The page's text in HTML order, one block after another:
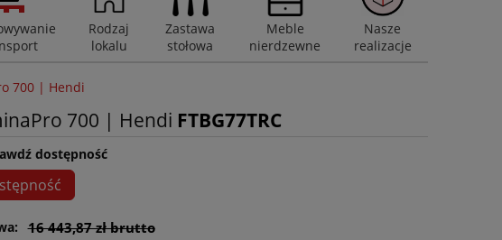
Rodzaj
lokalu
Zastawa
stołowa
Meble
nierdzewne
Nasze
realizacje
700 | Hendi
700 | Hendi FTBG77TRC
dostępność
16 443,87 zł brutto